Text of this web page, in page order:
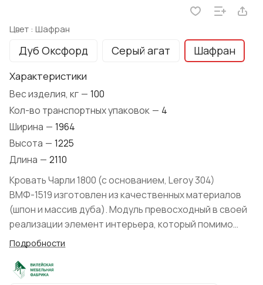
Цвет : Шафран
Дуб Оксфорд Серый агат Шафран
Характеристики
Вес изделия, кг — 100
Кол-во транспортных упаковок — 4
Ширина — 1964
Высота — 1225
Длина — 2110
Кровать Чарли 1800 (с основанием, Leroy 304)
ВМФ-1519 изготовлен из качественных материалов
(шпон и массив дуба). Модуль превосходный в своей
реализации элемент интерьера, который помимо
прямого функционального назначения, может нести
мебельная фабрика представил коллекцию в
Подробности